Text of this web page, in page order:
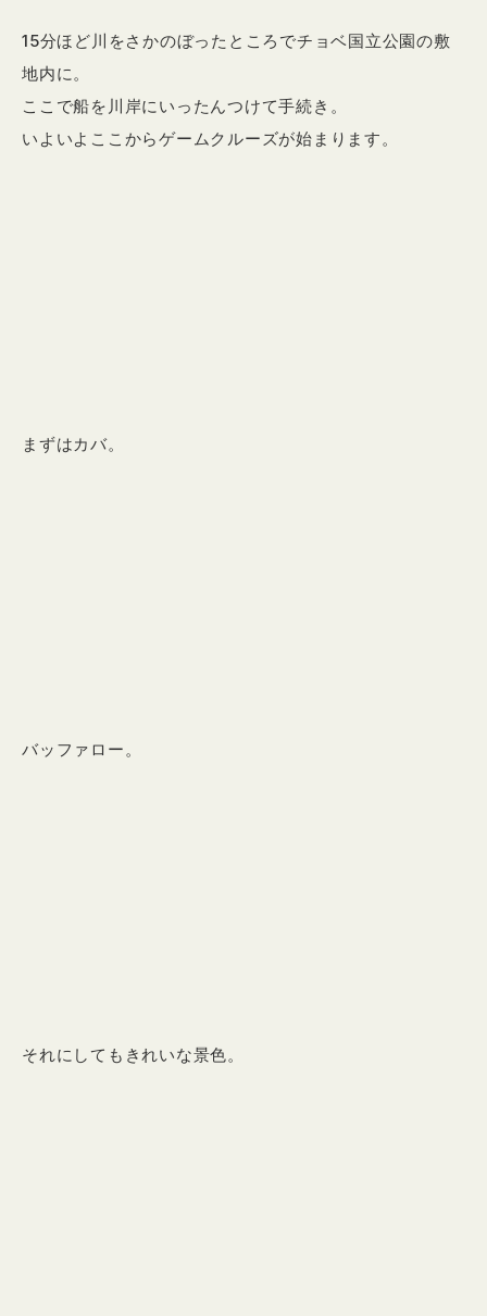
15分ほど川をさかのぼったところでチョベ国立公園の敷
地内に。
ここで船を川岸にいったんつけて手続き。
いよいよここからゲームクルーズが始まります。
まずはカバ。
バッファロー。
それにしてもきれいな景色。